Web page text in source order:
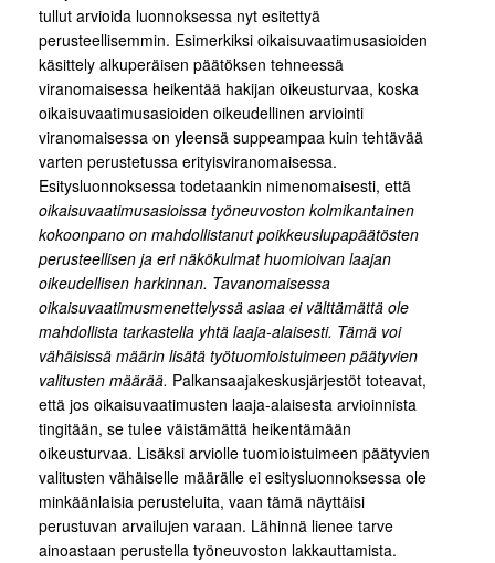
tullut arvioida luonnoksessa nyt esitettyä
perusteellisemmin. Esimerkiksi oikaisuvaatimusasioiden
käsittely alkuperäisen päätöksen tehneessä
viranomaisessa heikentää hakijan oikeusturvaa, koska
oikaisuvaatimusasioiden oikeudellinen arviointi
viranomaisessa on yleensä suppeampaa kuin tehtävää
varten perustetussa erityisviranomaisessa.
Esitysluonnoksessa todetaankin nimenomaisesti, että
oikaisuvaatimusasioissa työneuvoston kolmikantainen
kokoonpano on mahdollistanut poikkeuslupapäätösten
perusteellisen ja eri näkökulmat huomioivan laajan
oikeudellisen harkinnan. Tavanomaisessa
oikaisuvaatimusmenettelyssä asiaa ei välttämättä ole
mahdollista tarkastella yhtä laaja-alaisesti. Tämä voi
vähäisissä määrin lisätä työtuomioistuimeen päätyvien
valitusten määrää. Palkansaajakeskusjärjestöt toteavat,
että jos oikaisuvaatimusten laaja-alaisesta arvioinnista
tingitään, se tulee väistämättä heikentämään
oikeusturvaa. Lisäksi arviolle tuomioistuimeen päätyvien
valitusten vähäiselle määrälle ei esitysluonnoksessa ole
minkäänlaisia perusteluita, vaan tämä näyttäisi
perustuvan arvailujen varaan. Lähinnä lienee tarve
ainoastaan perustella työneuvoston lakkauttamista.